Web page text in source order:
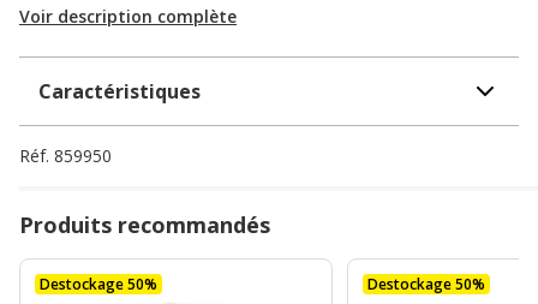
Voir description complète
Caractéristiques
Réf. 859950
Produits recommandés
Destockage 50% Destockage 50%